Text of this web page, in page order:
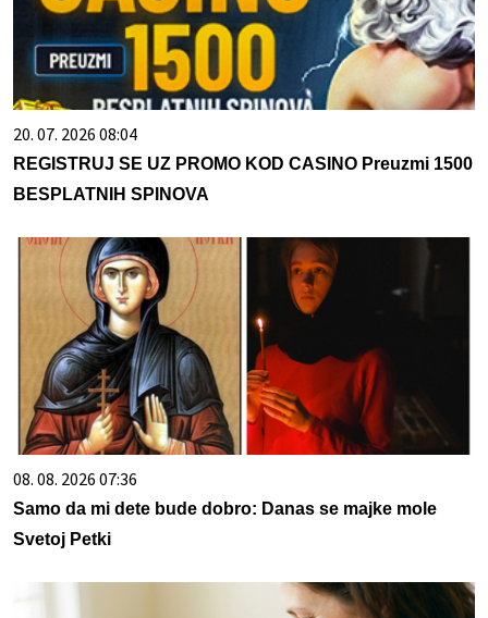
20. 07. 2026 08:04
REGISTRUJ SE UZ PROMO KOD CASINO Preuzmi 1500
BESPLATNIH SPINOVA
08. 08. 2026 07:36
Samo da mi dete bude dobro: Danas se majke mole
Svetoj Petki